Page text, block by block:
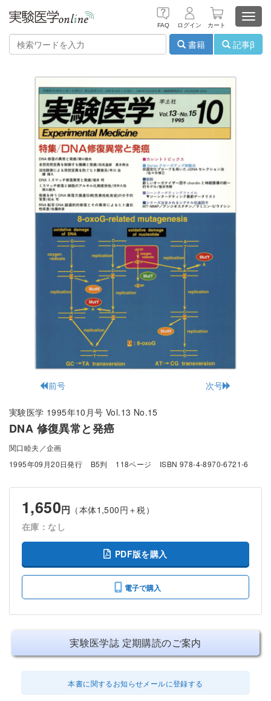
FAQ ログイン カート
書籍
記事β
前号 次号
実験医学 1995年10月号 Vol.13 No.15
DNA 修復異常と発癌
関口睦夫／企画
1995年09月20日発行
B5判 118ページ ISBN 978-4-8970-6721-6
1,650円 （本体1,500円＋税）
在庫：なし
PDF版を購入
電子で購入
実験医学誌 定期購読のご案内
本書に関するお知らせメールに登録する